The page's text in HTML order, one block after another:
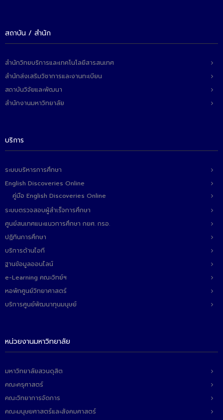
สถาบัน / สำนัก
สำนักวิทยบริการและเทคโนโลยีสารสนเทศ
สำนักส่งเสริมวิชาการและงานทะเบียน
สถาบันวิจัยและพัฒนา
สำนักงานมหาวิทยาลัย
บริการ
ระบบบริหารการศึกษา
English Discoveries Online
คู่มือ English Discoveries Online
ระบบตรวจสอบผู้สำเร็จการศึกษา
ศูนย์สนเทศแนะแนวการศึกษา กยศ. กรอ.
ปฏิทินการศึกษา
บริการด้านไอที
ฐานข้อมูลออนไลน์
e-Learning คณะวิทย์ฯ
หอพักศูนย์วิทยาศาสตร์
บริการศูนย์พัฒนาทุนมนุษย์
หน่วยงานมหาวิทยาลัย
มหาวิทยาลัยสวนดุสิต
คณะครุศาสตร์
คณะวิทยาการจัดการ
คณะมนุษยศาสตร์และสังคมศาสตร์